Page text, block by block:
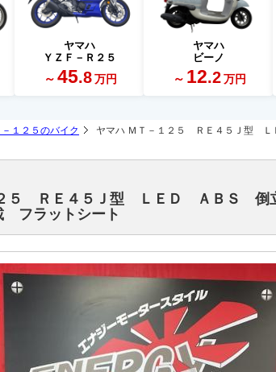
ヤマハ
ＹＺＦ－Ｒ２５
～ 45.8 万円
ヤマハ
ビーノ
～ 12.2 万円
－１２５のバイク ヤマハ ＭＴ－１２５ ＲＥ４５Ｊ型
２５ ＲＥ４５Ｊ型 ＬＥＤ ＡＢＳ 倒
フラットシート